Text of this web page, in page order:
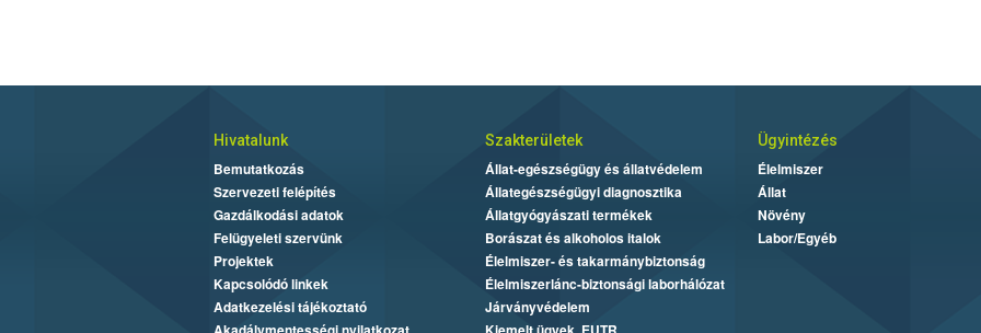
Hivatalunk
Bemutatkozás
Szervezeti felépítés
Gazdálkodási adatok
Felügyeleti szervünk
Projektek
Kapcsolódó linkek
Adatkezelési tájékoztató
Szakterületek
Állat-egészségügy és állatvédelem
Állategészségügyi diagnosztika
Állatgyógyászati termékek
Borászat és alkoholos italok
Élelmiszer- és takarmánybiztonság
Élelmiszerlánc-biztonsági laborhálózat
Járványvédelem
Ügyintézés
Élelmiszer
Állat
Növény
Labor/Egyéb